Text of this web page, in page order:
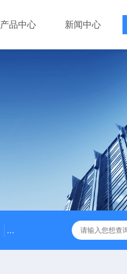
产品中心 新闻中心
Rapid TA+质构仪 肌肉嫩度